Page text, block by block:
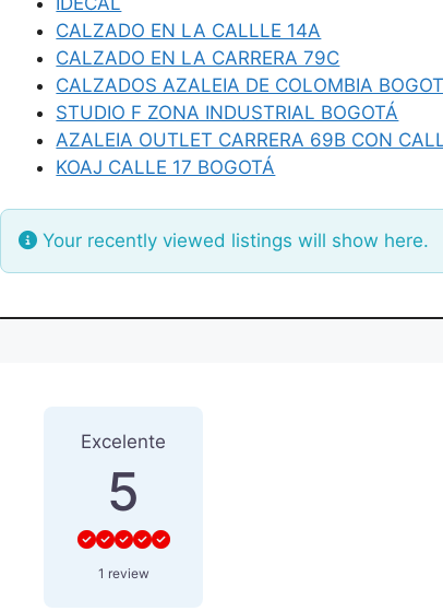
CALZADO EN LA CALLLE 14A
CALZADO EN LA CARRERA 79C
CALZADOS AZALEIA DE COLOMBIA
STUDIO F ZONA INDUSTRIAL BOGOTÁ
AZALEIA OUTLET CARRERA 69B CON
KOAJ CALLE 17 BOGOTÁ
Your recently viewed listings will show here.
Excelente
5
1 review